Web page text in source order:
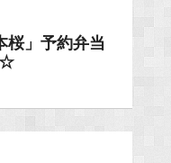
桜」予約弁当
☆